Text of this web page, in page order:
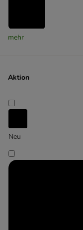
Dog Mate
Drinkwell
mehr
Aktion
Neu